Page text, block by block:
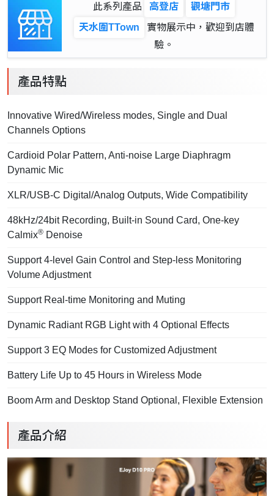
此系列產品 高登店
觀塘門市
天水圍TTown
實物展示中，歡迎到店體
驗。
產品特點
Innovative Wired/Wireless modes, Single and Dual
Channels Options
Cardioid Polar Pattern, Anti-noise Large Diaphragm
Dynamic Mic
XLR/USB-C Digital/Analog Outputs, Wide Compatibility
48kHz/24bit Recording, Built-in Sound Card, One-key
Calmix® Denoise
Support 4-level Gain Control and Step-less Monitoring
Volume Adjustment
Support Real-time Monitoring and Muting
Dynamic Radiant RGB Light with 4 Optional Effects
Support 3 EQ Modes for Customized Adjustment
Battery Life Up to 45 Hours in Wireless Mode
Boom Arm and Desktop Stand Optional, Flexible Extension
產品介紹